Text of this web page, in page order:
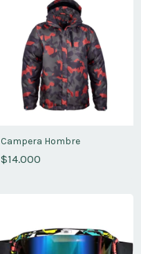
Campera Hombre
$14.000